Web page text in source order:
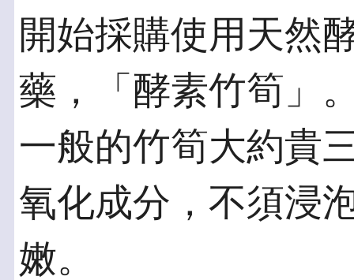
開始採購使用天然
藥，「酵素竹筍」
一般的竹筍大約貴
氧化成分，不須浸
嫩。